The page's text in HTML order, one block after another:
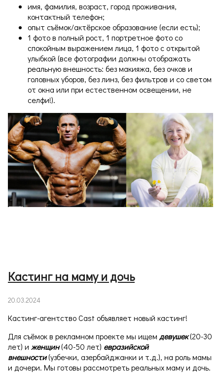
имя, фамилия, возраст, город проживания,
контактный телефон;
опыт съёмок/актёрское образование (если есть);
1 фото в полный рост, 1 портретное фото со
спокойным выражением лица, 1 фото с открытой
улыбкой (все фотографии должны отображать
реальную внешность: без макияжа, без очков и
головных уборов, без линз, без фильтров и со светом
от окна или при естественном освещении, не
селфи!).
Кастинг на маму и дочь
20.03.2024
Кастинг-агентство Cast объявляет новый кастинг!
Для съёмок в рекламном проекте мы ищем девушек(20-30
лет) и женщин(40-50 лет) евразийской
внешности(узбечки, азербайджанки и т.д.), на роль мамы
и дочери. Мы готовы рассмотреть реальных маму и дочь.